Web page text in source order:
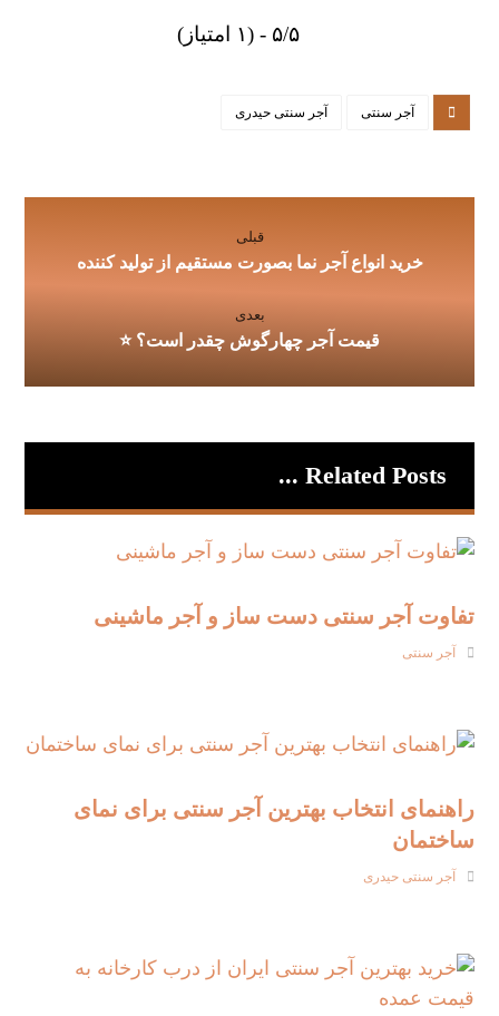
۵/۵ - (۱ امتیاز)
آجر سنتی آجر سنتی حیدری
قبلی
خرید انواع آجر نما بصورت مستقیم از تولید کننده
بعدی
قیمت آجر چهارگوش چقدر است؟ ⭐
Related Posts ...
تفاوت آجر سنتی دست‌ ساز و آجر ماشینی
آجر سنتی
راهنمای انتخاب بهترین آجر سنتی برای نمای
ساختمان
آجر سنتی حیدری